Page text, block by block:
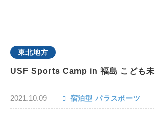
東北地方
USF Sports Camp in 福島 こども
2021.10.09 宿泊型 パラスポーツ